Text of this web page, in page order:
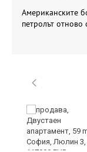
Американските
петролът отново